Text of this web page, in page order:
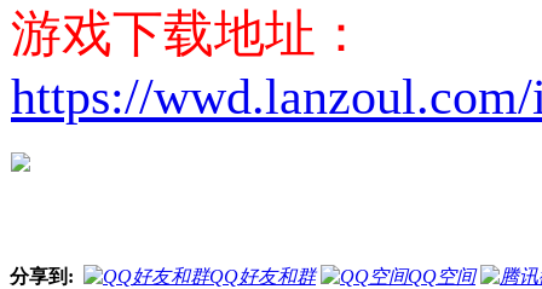
游戏下载地址：
https://
分享到: QQ好友和群
QQ空间